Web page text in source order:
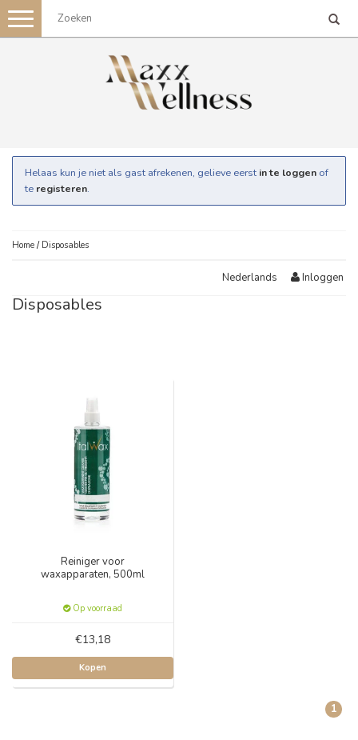
Toggle
navigation
Helaas kun je niet als gast afrekenen, gelieve eerst in te loggen of
te registeren.
Home / Disposables
Nederlands Inloggen
Disposables
Reiniger voor
waxapparaten, 500ml
Op voorraad
€13,18
Kopen
1